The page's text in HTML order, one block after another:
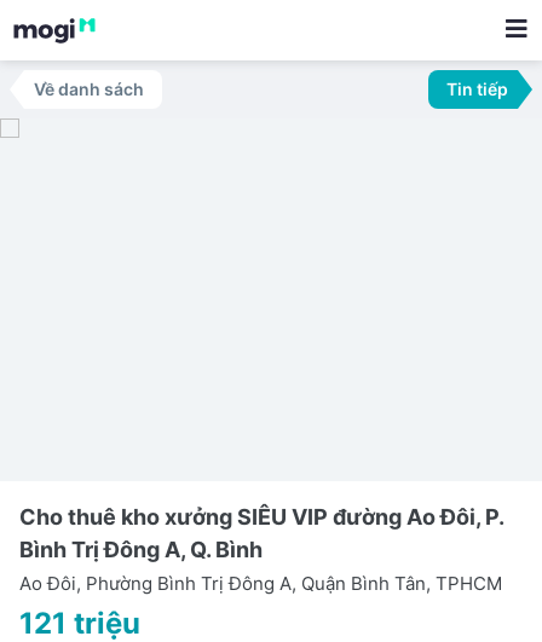
Về danh sách Tin tiếp
Cho thuê kho xưởng SIÊU VIP đường Ao Đôi, P.
Bình Trị Đông A, Q. Bình
Ao Đôi, Phường Bình Trị Đông A, Quận Bình Tân, TPHCM
121 triệu